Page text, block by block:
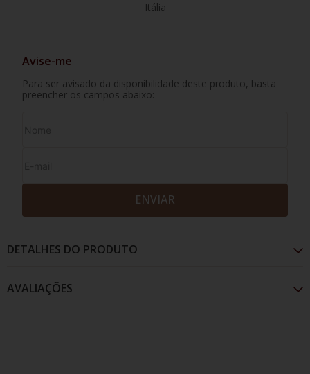
Itália
Avise-me
Para ser avisado da disponibilidade deste produto, basta
preencher os campos abaixo:
ENVIAR
DETALHES DO PRODUTO
AVALIAÇÕES